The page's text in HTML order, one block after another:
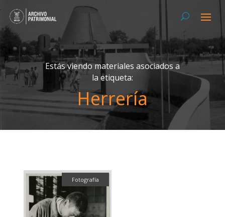
Estás viendo materiales asociados a
la etiqueta:
Herrería
Fotografía